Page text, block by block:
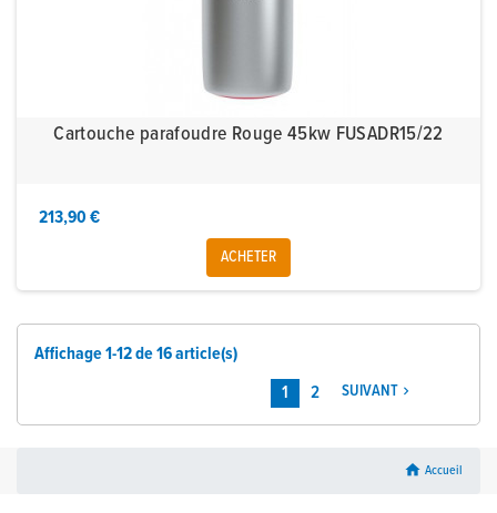
Cartouche parafoudre Rouge 45kw FUSADR15/22
213,90 €
ACHETER
Affichage 1-12 de 16 article(s)
1
2 SUIVANT 
home Accueil